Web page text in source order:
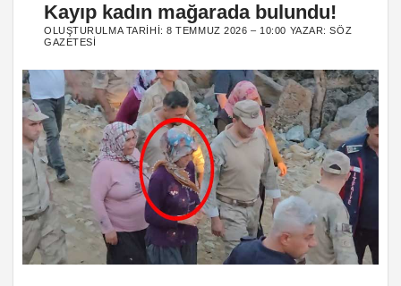
Kayıp kadın mağarada bulundu!
OLUŞTURULMA TARIHI:8 TEMMUZ 2026 – 10:00 YAZAR:SÖZ
GAZETESI